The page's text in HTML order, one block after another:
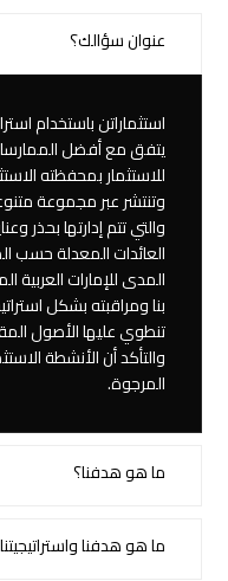
عنوان سؤالك؟
استثماراتن باستخدام
يتفق مع أفضل الممارسات
للاستثمار بمحفظته
وتنتشر عبر مجموعة
والتي تتم إدارتها بحذر
العائدات المعدلة حسب
المدى للإمارات العربية
بنا ومراقبته بشكل
تنطوي عليها الأصول
والتأكد أن الأنشطة
المرجوة.
ما هو هدفنا؟
ما هو هدفنا